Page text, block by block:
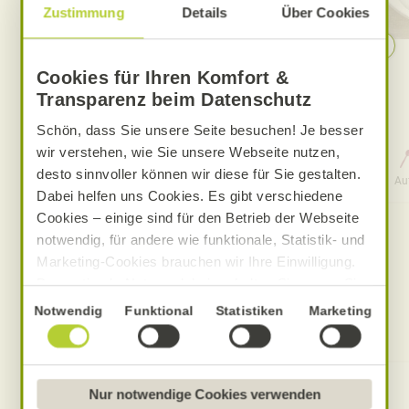
Zustimmung Details Über Cookies
Cookies für Ihren Komfort &
Transparenz beim Datenschutz
Schön, dass Sie unsere Seite besuchen! Je besser
wir verstehen, wie Sie unsere Webseite nutzen,
desto sinnvoller können wir diese für Sie gestalten.
Dabei helfen uns Cookies. Es gibt verschiedene
Cookies – einige sind für den Betrieb der Webseite
notwendig, für andere wie funktionale, Statistik- und
Marketing-Cookies brauchen wir Ihre Einwilligung.
Das optimale Nutzererlebnis erhalten Sie, wenn Sie
„Alle Cookies erlauben“ anklicken. Ihre Einwilligung
umfasst in diesem Fall auch den Einsatz von
Dienstleistern in Drittländern, die kein mit der EU
Sofern personenbezogene Daten dorthin übermittelt
Einwilligungsauswahl
Notwendig Funktional Statistiken Marketing
Nur notwendige Cookies verwenden
Aufwand
0 Std. 15 Min.
Gesamtzeit
Produkte zum Rezept